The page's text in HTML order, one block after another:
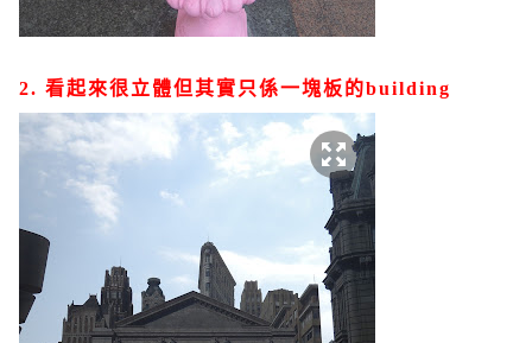
2. 看起來很立體但其實只係一塊板的building